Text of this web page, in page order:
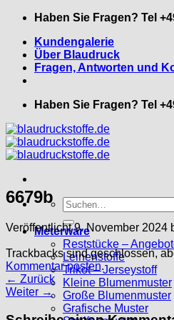
Zum
springen
Haben Sie Fragen? Tel
Kundengalerie
Über Blaudruck
Fragen, Antworten und
Haben Sie Fragen? Tel
Suche
nach:
Meterware
Reststücke –
Leinenstoffe
Trikot – Jerseystoff
Kleine Blumenmuster
Große Blumenmuster
Grafische Muster
6679b
Veröffentlicht9. November 2024
Trackbacks sind geschlossen,
Kommentar posten.
← Zurück
Weiter →